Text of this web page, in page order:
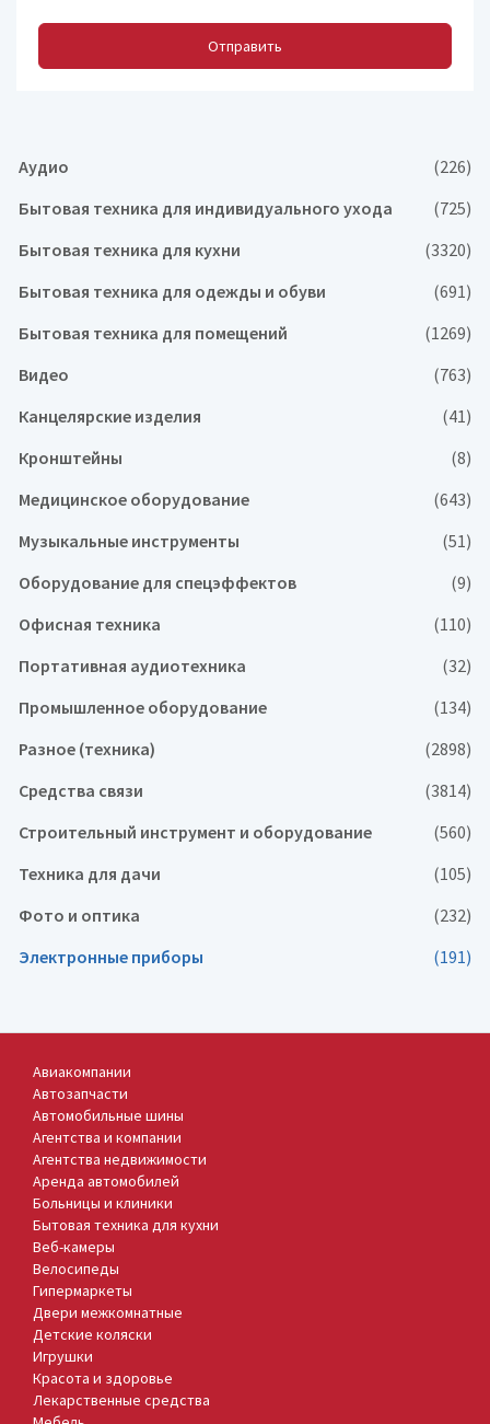
Отправить
Аудио
(226)
Бытовая техника для индивидуального ухода
(725)
Бытовая техника для кухни
(3320)
Бытовая техника для одежды и обуви
(691)
Бытовая техника для помещений
(1269)
Видео
(763)
Канцелярские изделия
(41)
Кронштейны
(8)
Медицинское оборудование
(643)
Музыкальные инструменты
(51)
Оборудование для спецэффектов
(9)
Офисная техника
(110)
Портативная аудиотехника
(32)
Промышленное оборудование
(134)
Разное (техника)
(2898)
Средства связи
(3814)
Строительный инструмент и оборудование
(560)
Техника для дачи
(105)
Фото и оптика
(232)
Электронные приборы
(191)
Авиакомпании
Автозапчасти
Автомобильные шины
Агентства и компании
Агентства недвижимости
Аренда автомобилей
Больницы и клиники
Бытовая техника для кухни
Веб-камеры
Велосипеды
Гипермаркеты
Двери межкомнатные
Детские коляски
Игрушки
Красота и здоровье
Лекарственные средства